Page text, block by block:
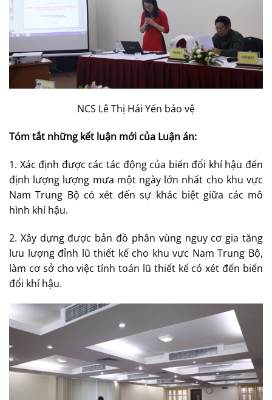
NCS Lê Thị Hải Yến bảo vệ
Tóm tắt những kết luận mới của Luận án:
1. Xác định được các tác động của biến đổi khí hậu đến
định lượng lượng mưa một ngày lớn nhất cho khu vực
Nam Trung Bộ có xét đến sự khác biệt giữa các mô
hình khí hậu.
2. Xây dựng được bản đồ phân vùng nguy cơ gia tăng
lưu lượng đỉnh lũ thiết kế cho khu vực Nam Trung Bộ,
làm cơ sở cho việc tính toán lũ thiết kế có xét đến biến
đổi khí hậu.